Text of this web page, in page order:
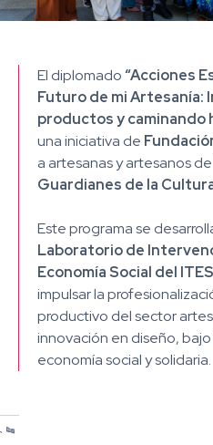
El diplomado“Acciones
Futuro de mi Artesanía:
productos y caminando
una iniciativa de
a artesanas y artesanos
Guardianes de la
Este programa se
Laboratorio de
Economía Social del
impulsar la
productivo del sector
innovación en diseño,
economía social y solidaria.
1
2
3
4